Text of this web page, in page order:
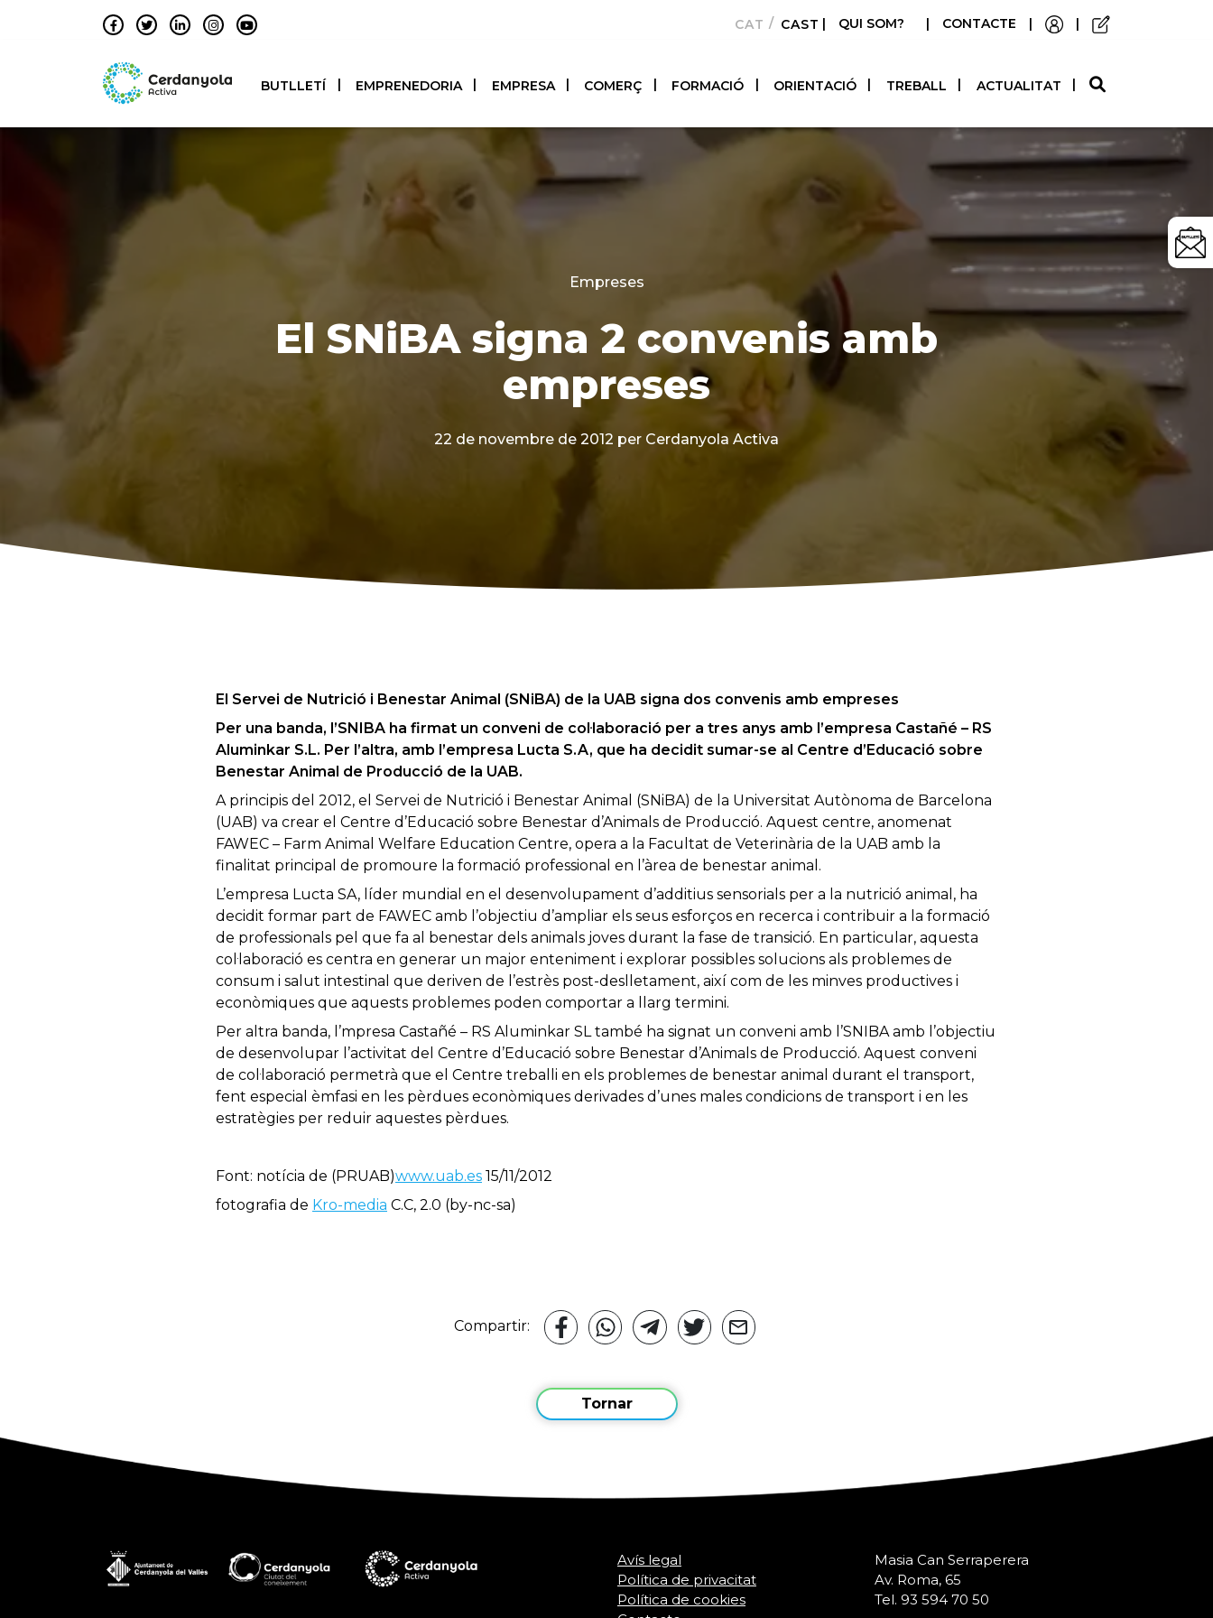
CATALÀCASTELLANO
| QUI SOM? | CONTACTE | |
BUTLLETÍ EMPRENEDORIA EMPRESA COMERÇ FORMACIÓ ORIENTACIÓ TREBALL ACTUALITAT
Categories
Empreses
El SNiBA signa 2 convenis amb
empreses
22 de novembre de 2012 per Cerdanyola Activa
El Servei de Nutrició i Benestar Animal (SNiBA) de la UAB signa dos convenis amb empreses
Per una banda, l’SNIBA ha firmat un conveni de col·laboració per a tres anys amb l’empresa Castañé – RS
Aluminkar S.L. Per l’altra, amb l’empresa Lucta S.A, que ha decidit sumar-se al Centre d’Educació sobre
Benestar Animal de Producció de la UAB.
A principis del 2012, el Servei de Nutrició i Benestar Animal (SNiBA) de la Universitat Autònoma de Barcelona
(UAB) va crear el Centre d’Educació sobre Benestar d’Animals de Producció. Aquest centre, anomenat
FAWEC – Farm Animal Welfare Education Centre, opera a la Facultat de Veterinària de la UAB amb la
finalitat principal de promoure la formació professional en l’àrea de benestar animal.
L’empresa Lucta SA, líder mundial en el desenvolupament d’additius sensorials per a la nutrició animal, ha
decidit formar part de FAWEC amb l’objectiu d’ampliar els seus esforços en recerca i contribuir a la formació
de professionals pel que fa al benestar dels animals joves durant la fase de transició. En particular, aquesta
col·laboració es centra en generar un major enteniment i explorar possibles solucions als problemes de
consum i salut intestinal que deriven de l’estrès post-deslletament, així com de les minves productives i
econòmiques que aquests problemes poden comportar a llarg termini.
Per altra banda, l’mpresa Castañé – RS Aluminkar SL també ha signat un conveni amb l’SNIBA amb l’objectiu
de desenvolupar l’activitat del Centre d’Educació sobre Benestar d’Animals de Producció. Aquest conveni
de col·laboració permetrà que el Centre treballi en els problemes de benestar animal durant el transport,
fent especial èmfasi en les pèrdues econòmiques derivades d’unes males condicions de transport i en les
estratègies per reduir aquestes pèrdues.
Font: notícia de (PRUAB)www.uab.es 15/11/2012
fotografia de Kro-media C.C, 2.0 (by-nc-sa)
Compartir:
Tornar
Avís legal
Política de privacitat
Política de cookies
Masia Can Serraperera
Av. Roma, 65
Tel. 93 594 70 50